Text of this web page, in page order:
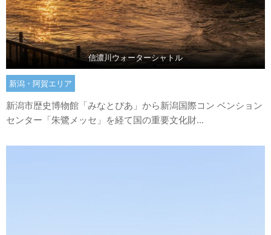
信濃川ウォーターシャトル
新潟・阿賀エリア
新潟市歴史博物館「みなとぴあ」から新潟国際コン ベンション
センター「朱鷺メッセ」を経て国の重要文化財...